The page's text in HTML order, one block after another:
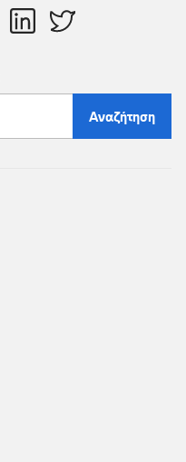
Αναζήτηση